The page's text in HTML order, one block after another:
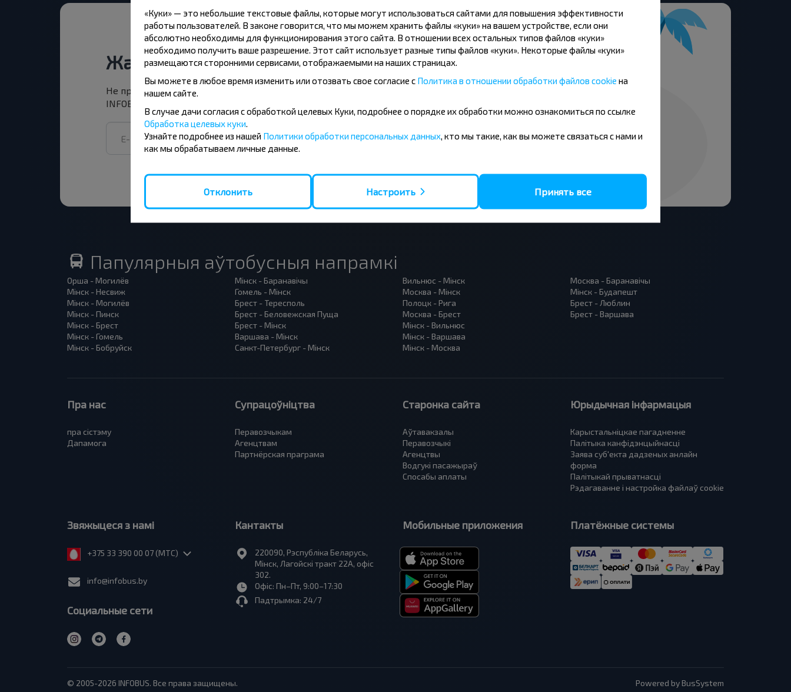
Жадаеце падарожнічаць танней?
Не прапусці спецыяльныя акцыі, зніжкі і іншыя цікавыя прапановы
INFOBUS. Падпішыся на атрыманне навін і падарожнічай з намі танней!
Падпісацц
Папулярныя аўтобусныя напрамкі
Орша - Могилёв
Мінск - Несвиж
Мінск - Могилёв
Мінск - Пинск
Мінск - Брест
Мінск - Гомель
Мінск - Бобруйск
Мінск - Баранавiчы
Гомель - Мінск
Брест - Тересполь
Брест - Беловежская Пуща
Брест - Мінск
Варшава - Мінск
Санкт-Петербург - Мінск
Вильнюс - Мінск
Москва - Мінск
Полоцк - Рига
Москва - Брест
Мінск - Вильнюс
Мінск - Варшава
Мінск - Москва
Москва - Баранавiчы
Мінск - Будапешт
Брест - Люблин
Брест - Варшава
Пра нас
пра сiстэму
Дапамога
Супрацоўніцтва
Перавозчыкам
Агенцтвам
Партнёрская праграма
Старонка сайта
Аўтавакзалы
Перавозчыкі
Агенцтвы
Водгукі пасажыраў
Спосабы аплаты
Юрыдычная інфармацыя
Карыстальніцкае пагадненне
Палітыка канфідэнцыйнасці
Заява суб'екта дадзеных анлайн
форма
Палітыкай прыватнасці
Рэдагаванне і настройка файлаў cookie
Звяжыцеся з намі
+375 33 390 00 07 (МТС)
info@infobus.by
Социальные сети
Кантакты
220090, Рэспубліка Беларусь,
Мінск, Лагойскі тракт 22A, офіс
302.
Офіс: Пн–Пт, 9:00–17:30
Падтрымка: 24/7
Мобильные приложения Платёжные системы
© 2005-2026 INFOBUS. Все права защищены. Powered by BusSystem
«Куки» — это небольшие текстовые файлы, которые могут использоваться сайтами для повышения эффективности
работы пользователей. В законе говорится, что мы можем хранить файлы «куки» на вашем устройстве, если они
абсолютно необходимы для функционирования этого сайта. В отношении всех остальных типов файлов «куки»
необходимо получить ваше разрешение. Этот сайт использует разные типы файлов «куки». Некоторые файлы «куки»
размещаются сторонними сервисами, отображаемыми на наших страницах.
Вы можете в любое время изменить или отозвать свое согласие с Политика в отношении обработки файлов cookie на
нашем сайте.
В случае дачи согласия с обработкой целевых Куки, подробнее о порядке их обработки можно ознакомиться по ссылке
Обработка целевых куки
Узнайте подробнее из нашей Политики обработки персональных данных , кто мы такие, как вы можете связаться с нами и
как мы обрабатываем личные данные.
Отклонить Настроить Принять все